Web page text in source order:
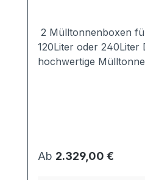
2 Mülltonnenboxen
120Liter oder 240Liter
hochwertige
einen echten
Ihre Mülltonnenbox
Regulärer Preis:
Ab 2.329,00 €